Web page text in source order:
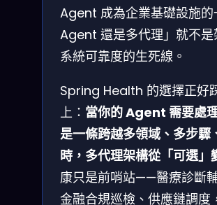
Agent 成為企業基礎設施的
Agent 還是多代理」就不
系統可靠度的生死線。
Spring Health 的選擇正好
上： 當你的 Agent 需要處
是一條跨越多領域、多步驟
時，多代理架構從「可選」
康只是前哨站——醫療診斷
金融合規巡檢、供應鏈調度